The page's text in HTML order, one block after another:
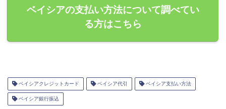
ベイシアの支払い方法について調べてい
る方はこちら
ベイシアクレジットカード ベイシア代引 ベイシア支払い方法
ベイシア銀行振込